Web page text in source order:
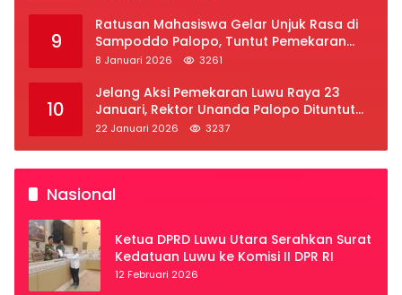
9
Ratusan Mahasiswa Gelar Unjuk Rasa di
Sampoddo Palopo, Tuntut Pemekaran
Provinsi Luwu Raya
8 Januari 2026 3261
10
Jelang Aksi Pemekaran Luwu Raya 23
Januari, Rektor Unanda Palopo Dituntut
Liburkan Mahasiswa
22 Januari 2026 3237
Nasional
Ketua DPRD Luwu Utara Serahkan Surat
Kedatuan Luwu ke Komisi II DPR RI
12 Februari 2026